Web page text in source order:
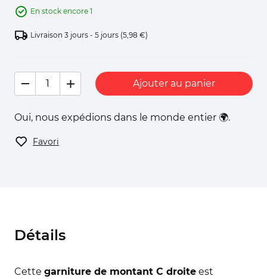
En stock encore 1
Livraison 3 jours - 5 jours (5,98 €)
Ajouter au panier
Oui, nous expédions dans le monde entier 🌍.
Favori
Détails
Cette garniture de montant C droite est